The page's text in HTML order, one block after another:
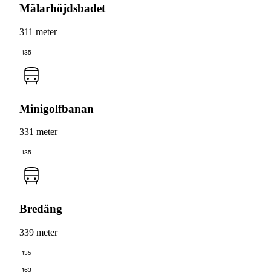
Mälarhöjdsbadet
311 meter
135
Minigolfbanan
331 meter
135
Bredäng
339 meter
135
163